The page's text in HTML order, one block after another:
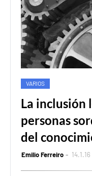
VARIOS
La inclusión
personas
del
Emilio Ferreiro 14.1.16